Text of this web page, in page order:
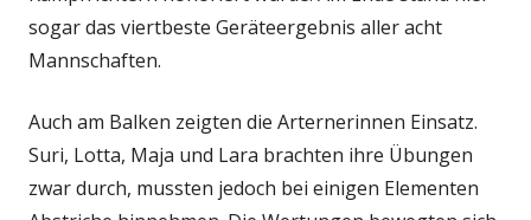
sogar das viertbeste Geräteergebnis aller acht
Mannschaften.
Auch am Balken zeigten die Arternerinnen Einsatz.
Suri, Lotta, Maja und Lara brachten ihre Übungen
zwar durch, mussten jedoch bei einigen Elementen